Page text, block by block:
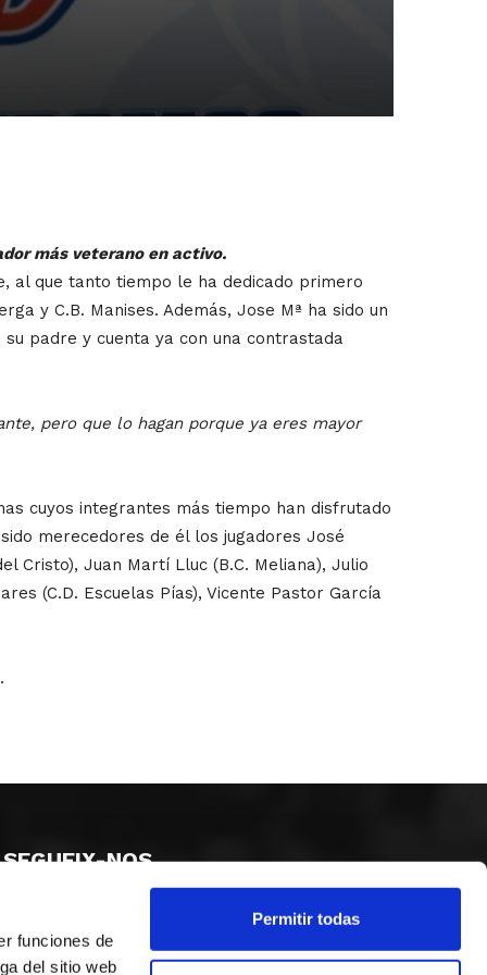
funciones de
del sitio web
Permitir todas
más veterano en activo.
al que tanto tiempo le ha dedicado primero
y C.B. Manises. Además, Jose Mª ha sido un
padre y cuenta ya con una contrastada
pero que lo hagan porque ya eres mayor
cuyos integrantes más tiempo han disfrutado
merecedores de él los jugadores José
Cristo), Juan Martí Lluc (B.C. Meliana), Julio
(C.D. Escuelas Pías), Vicente Pastor García
SEGUEIX-NOS